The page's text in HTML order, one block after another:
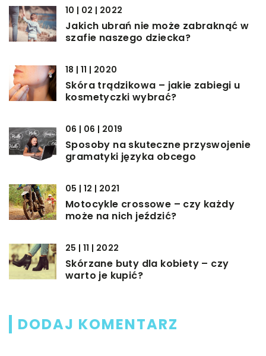
10 | 02 | 2022
Jakich ubrań nie może zabraknąć w
szafie naszego dziecka?
18 | 11 | 2020
Skóra trądzikowa – jakie zabiegi u
kosmetyczki wybrać?
06 | 06 | 2019
Sposoby na skuteczne przyswojenie
gramatyki języka obcego
05 | 12 | 2021
Motocykle crossowe – czy każdy
może na nich jeździć?
25 | 11 | 2022
Skórzane buty dla kobiety – czy
warto je kupić?
DODAJ KOMENTARZ